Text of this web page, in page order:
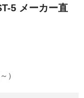
5 メーカー直
）